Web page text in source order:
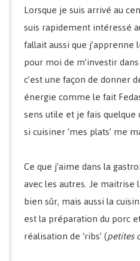
Lorsque je suis arrivé au
suis rapidement intéressé
fallait aussi que j’apprenne
pour moi de m’investir
c’est une façon de donner
énergie comme le fait
sens utile et je fais quelque
si cuisiner ‘mes plats’ me
Ce que j’aime dans la
avec les autres. Je
bien sûr, mais aussi la
est la préparation du porc
réalisation de ‘ribs’ (petites